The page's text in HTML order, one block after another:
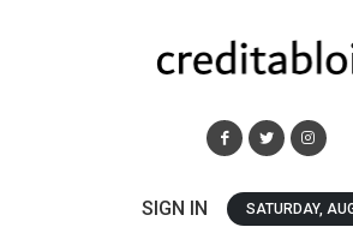
SIGN IN SATURDAY,